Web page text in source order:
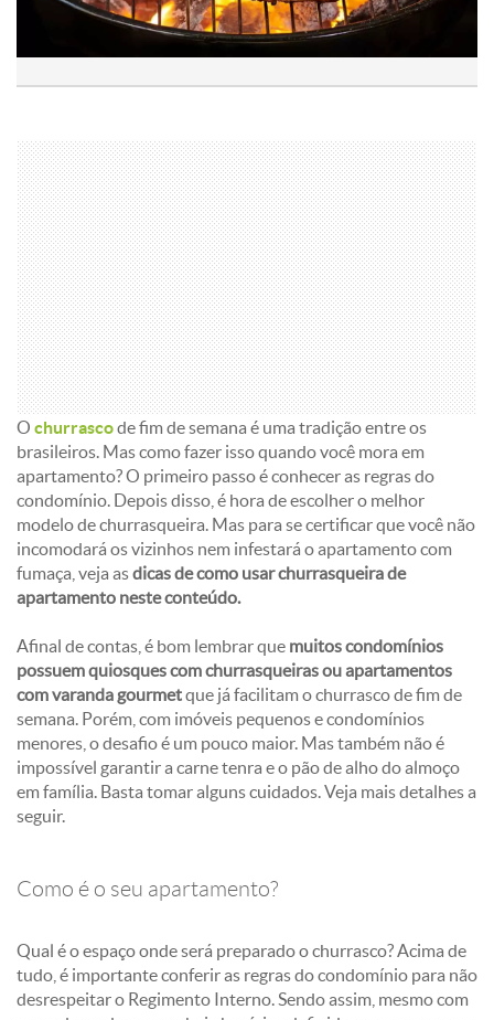
O churrascode fim de semana é uma tradição entre os
brasileiros. Mas como fazer isso quando você mora em
apartamento? O primeiro passo é conhecer as regras do
condomínio. Depois disso, é hora de escolher o melhor
modelo de churrasqueira. Mas para se certificar que você não
incomodará os vizinhos nem infestará o apartamento com
fumaça, veja asdicas de como usar churrasqueira de
apartamento neste conteúdo.
Afinal de contas, é bom lembrar que muitos condomínios
possuem quiosques com churrasqueiras ou apartamentos
com varanda gourmetque já facilitam o churrasco de fim de
semana. Porém, com imóveis pequenos e condomínios
menores, o desafio é um pouco maior. Mas também não é
impossível garantir a carne tenra e o pão de alho do almoço
em família. Basta tomar alguns cuidados. Veja mais detalhes a
seguir.
Como é o seu apartamento?
Qual é o espaço onde será preparado o churrasco? Acima de
tudo, é importante conferir as regras do condomínio para não
desrespeitar o Regimento Interno. Sendo assim, mesmo com